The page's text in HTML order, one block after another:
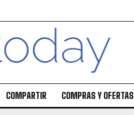
COMPARTIR COMPRAS Y OFERTAS